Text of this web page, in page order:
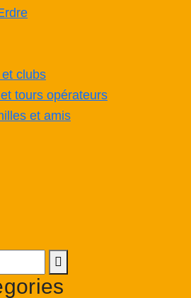
clubs
tours opérateurs
et amis